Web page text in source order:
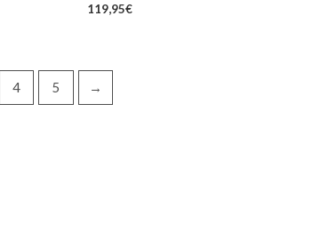
119,95€
4 5 →